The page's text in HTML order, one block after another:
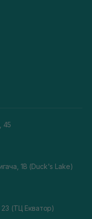
45
1В (Duck's Lake)
23 (ТЦ Екватор)